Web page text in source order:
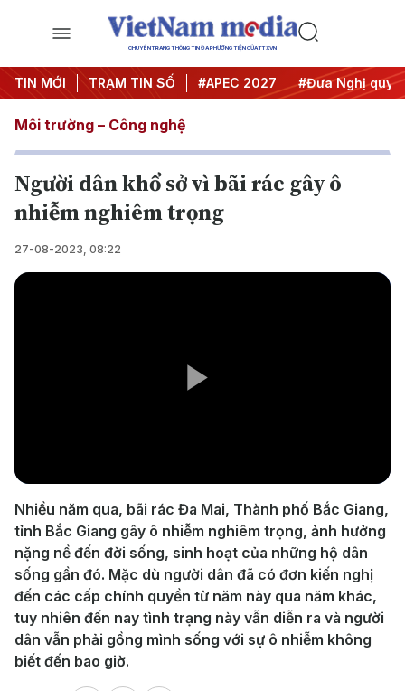
CHUYÊN TRANG THÔNG TIN ĐA PHƯƠNG TIỆN CỦA TTXVN
TIN MỚI TRẠM TIN SỐ
#Hội nghị Trung ương 3 #APEC 2027 #Đưa Nghị quyết
Môi trường – Công nghệ
Người dân khổ sở vì bãi rác gây ô
nhiễm nghiêm trọng
27-08-2023, 08:22
Video
Nhiều năm qua, bãi rác Đa Mai, Thành phố Bắc Giang,
tỉnh Bắc Giang gây ô nhiễm nghiêm trọng, ảnh hưởng
nặng nề đến đời sống, sinh hoạt của những hộ dân
sống gần đó. Mặc dù người dân đã có đơn kiến nghị
đến các cấp chính quyền từ năm này qua năm khác,
tuy nhiên đến nay tình trạng này vẫn diễn ra và người
dân vẫn phải gồng mình sống với sự ô nhiễm không
biết đến bao giờ.